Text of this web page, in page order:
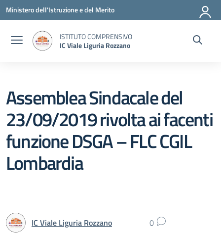
Vai ai contenuti
Vai al menu di navigazione
Vai al footer
Ministero dell'Istruzione e del Merito
ISTITUTO COMPRENSIVO
IC Viale Liguria Rozzano
Assemblea Sindacale del
23/09/2019 rivolta ai facenti
funzione DSGA – FLC CGIL
Lombardia
IC Viale Liguria Rozzano 0